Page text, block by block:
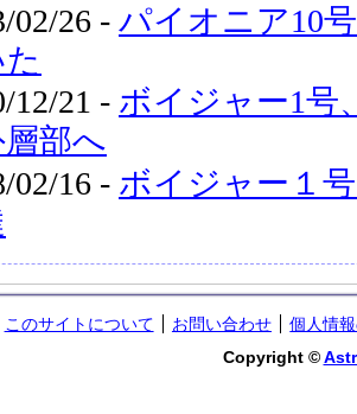
02/26 - パイオニア10
12/21 - ボイジャー1号
部へ
02/16 - ボイジャー１
このサイトについて お問い合わせ
個人情
Copyright ©